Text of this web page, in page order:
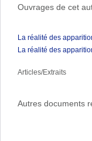
Ouvrages de cet
La réalité des
La réalité des
Articles/Extraits
Autres documents